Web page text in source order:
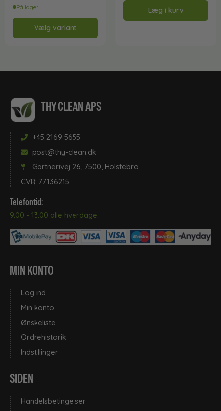
På lager
Vælg variant
Læg i kurv
THY CLEAN APS
+45 2169 5655
post@thy-clean.dk
Gartnerivej 26, 7500, Holstebro
CVR: 77136215
Telefontid:
9.00 - 13:00 alle hverdage.
MIN KONTO
Log ind
Min konto
Ønskeliste
Ordrehistorik
Indstillinger
SIDEN
Handelsbetingelser